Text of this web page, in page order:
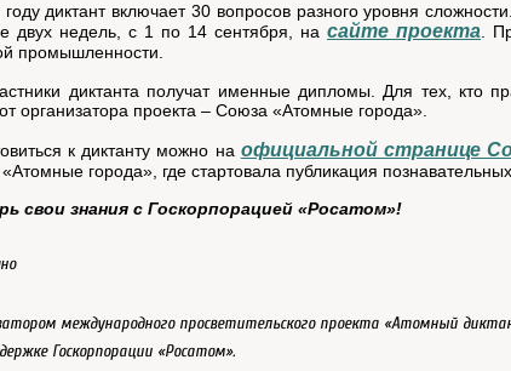
диктант включает 30 вопросов разного уровня
двух недель, с 1 по 14 сентября, на сайте проекта.
промышленности.
диктанта получат именные дипломы. Для тех, кто
организатора проекта – Союза «Атомные города».
к диктанту можно на официальной странице
города», где стартовала публикация
свои знания с Госкорпорацией «Росатом»!
международного просветительского проекта «Атомный
Госкорпорации «Росатом».